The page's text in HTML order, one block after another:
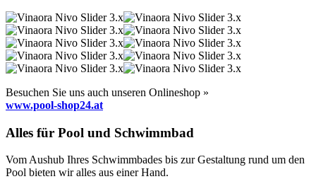
Besuchen Sie uns auch unseren Onlineshop »
www.pool-shop24.at
Alles für Pool und Schwimmbad
Vom Aushub Ihres Schwimmbades bis zur Gestaltung rund um den
Pool bieten wir alles aus einer Hand.